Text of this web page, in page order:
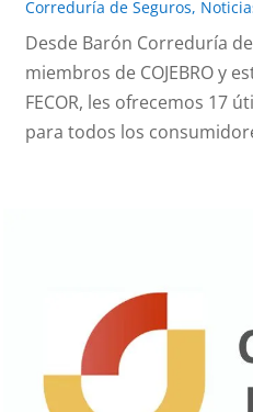
Correduría de Seguros,
Desde Barón Correduría
miembros de COJEBRO y
FECOR, les ofrecemos 17
para todos los